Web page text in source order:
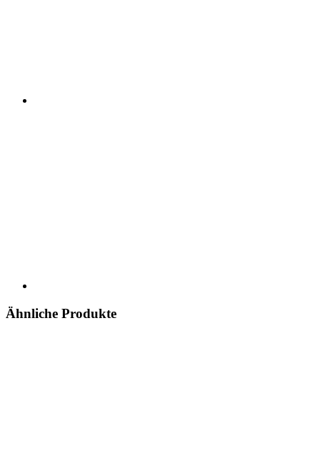
Ähnliche Produkte